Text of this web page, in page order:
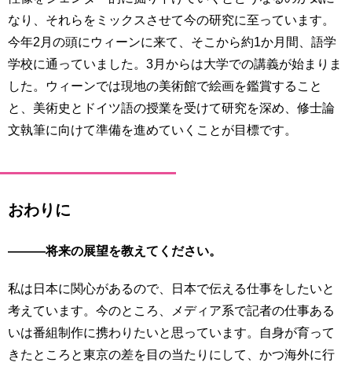
なり、それらをミックスさせて今の研究に至っています。
今年2月の頭にウィーンに来て、そこから約1か月間、語学
学校に通っていました。3月からは大学での講義が始まりま
した。ウィーンでは現地の美術館で絵画を鑑賞すること
と、美術史とドイツ語の授業を受けて研究を深め、修士論
文執筆に向けて準備を進めていくことが目標です。
おわりに
―――将来の展望を教えてください。
私は日本に関心があるので、日本で伝える仕事をしたいと
考えています。今のところ、メディア系で記者の仕事ある
いは番組制作に携わりたいと思っています。自身が育って
きたところと東京の差を目の当たりにして、かつ海外に行